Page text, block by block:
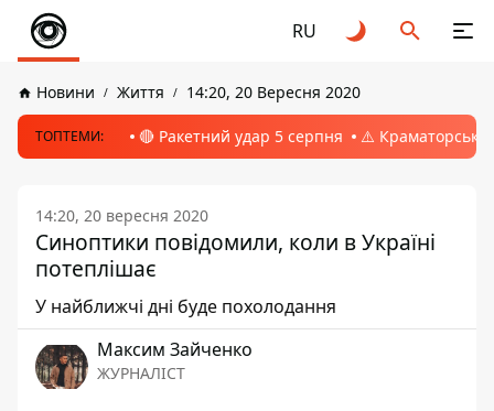
RU
Новини Життя 14:20, 20 Вересня 2020
ТОПТЕМИ: 🔴 Ракетний удар 5 серпня ⚠️ Краматорськ,
14:20, 20 вересня 2020
Синоптики повідомили, коли в Україні
потеплішає
У найближчі дні буде похолодання
Максим Зайченко
ЖУРНАЛІСТ